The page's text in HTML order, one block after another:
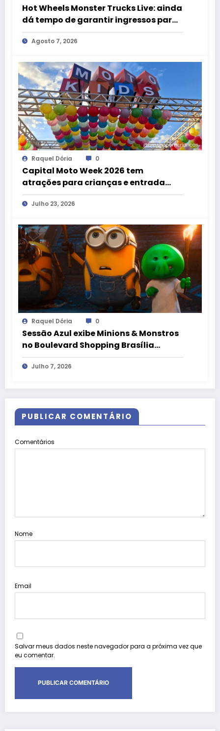
Hot Wheels Monster Trucks Live: ainda
dá tempo de garantir ingressos para
Brasília
Agosto 7, 2026
Raquel Dória 0
Capital Moto Week 2026 tem
atrações para crianças e entrada
gratuita até 12 anos
Julho 23, 2026
Raquel Dória 0
Sessão Azul exibe Minions & Monstros
no Boulevard Shopping Brasília
durante as férias de julho
Julho 7, 2026
PUBLICAR COMENTÁRIO
Comentários
Nome
Email
Salvar meus dados neste navegador para a próxima vez que
eu comentar.